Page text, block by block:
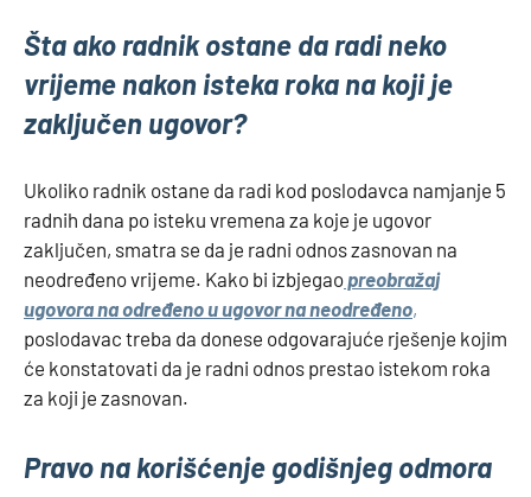
Šta ako radnik ostane da radi neko
vrijeme nakon isteka roka na koji je
zaključen ugovor?
Ukoliko radnik ostane da radi kod poslodavca namjanje 5
radnih dana po isteku vremena za koje je ugovor
zaključen, smatra se da je radni odnos zasnovan na
neodređeno vrijeme. Kako bi izbjegaopreobražaj
ugovora na određeno u ugovor na neodređeno,
poslodavac treba da donese odgovarajuće rješenje kojim
će konstatovati da je radni odnos prestao istekom roka
za koji je zasnovan.
Pravo na korišćenje godišnjeg odmora